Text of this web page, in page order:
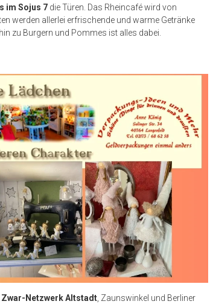
im Sojus 7 die Türen. Das Rheincafé wird von
werden allerlei erfrischende und warme Getränke
zu Burgern und Pommes ist alles dabei.
Zwar-Netzwerk Altstadt, Zaunswinkel und Berliner